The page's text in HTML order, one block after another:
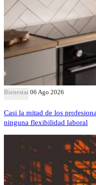
Bienestar 06 Ago 2026
Casi la mitad de los
ninguna flexibilidad laboral